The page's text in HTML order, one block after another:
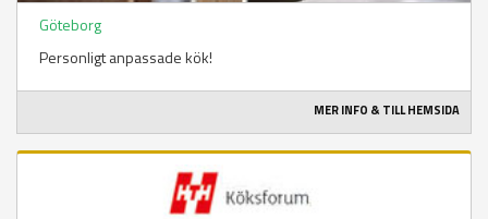
Göteborg
Personligt anpassade kök!
MER INFO & TILL HEMSIDA